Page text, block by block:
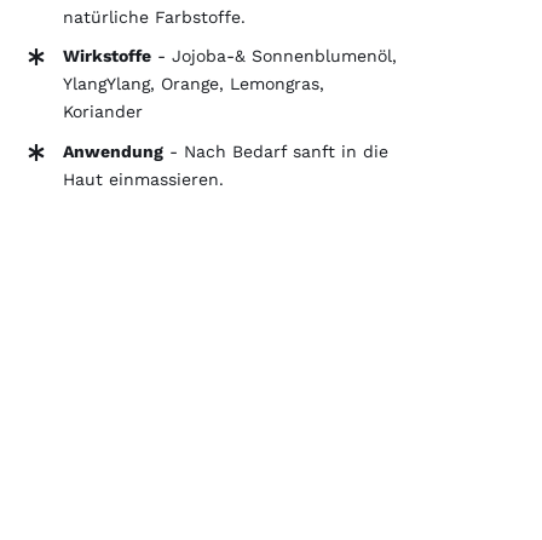
natürliche Farbstoffe.
Wirkstoffe - Jojoba-& Sonnenblumenöl,
YlangYlang, Orange, Lemongras,
Koriander
Anwendung - Nach Bedarf sanft in die
Haut einmassieren.